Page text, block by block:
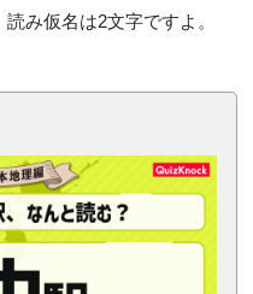
み仮名は2文字ですよ。